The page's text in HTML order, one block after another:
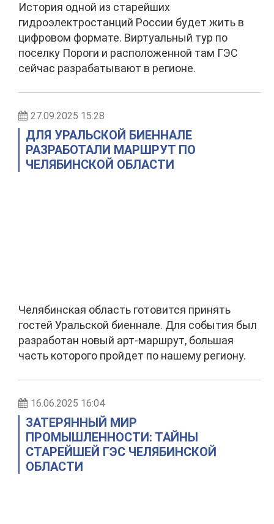
История одной из старейших
гидроэлектростанций России будет жить в
цифровом формате. Виртуальный тур по
поселку Пороги и расположенной там ГЭС
сейчас разрабатывают в регионе.
27.09.2025 15:28
ДЛЯ УРАЛЬСКОЙ БИЕННАЛЕ
РАЗРАБОТАЛИ МАРШРУТ ПО
ЧЕЛЯБИНСКОЙ ОБЛАСТИ
Челябинская область готовится принять
гостей Уральской биеннале. Для события был
разработан новый арт-маршрут, большая
часть которого пройдет по нашему региону.
16.06.2025 16:04
ЗАТЕРЯННЫЙ МИР
ПРОМЫШЛЕННОСТИ: ТАЙНЫ
СТАРЕЙШЕЙ ГЭС ЧЕЛЯБИНСКОЙ
ОБЛАСТИ